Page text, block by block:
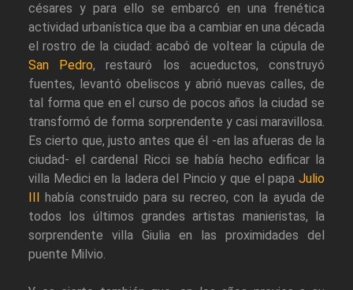
césares y para ello se embarcó en una frenética
actividad urbanística que iba a cambiar en una década
el rostro de la ciudad: acabó de voltear la cúpula de
San Pedro, restauró los acueductos, construyó
fuentes, levantó obeliscos y abrió nuevas calles, de
tal forma que en el curso de pocos años la ciudad se
transformó de forma sorprendente y casi maravillosa.
Es cierto que, justo antes que él -en las afueras de la
ciudad- el cardenal Ricci se había hecho edificar la
villa Medici en la ladera del Pincio y que el papa Julio
había construido para su recreo, con la ayuda de
todos los últimos grandes artistas manieristas, la
sorprendente villa Giulia en las proximidades del
puente Milvio.